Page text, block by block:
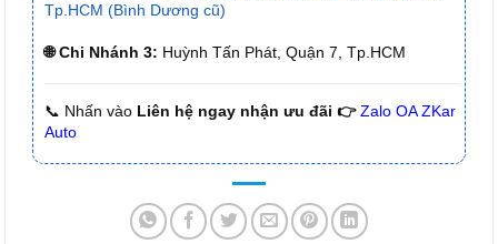
Tp.HCM (Bình Dương cũ)
🌐 Chi Nhánh 3: Huỳnh Tấn Phát, Quận 7, Tp.HCM
📞 Nhấn vào Liên hệ ngay nhận ưu đãi 👉 Zalo OA ZKar
Auto